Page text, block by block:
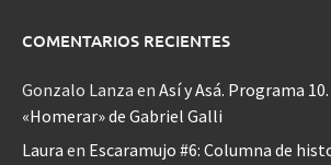
COMENTARIOS RECIENTES
Gonzalo Lanza en Así y Asá. Programa
«Homerar» de Gabriel Galli
Laura en Escaramujo #6: Columna de